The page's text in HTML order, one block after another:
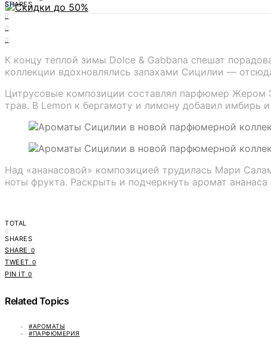
SHARES
0
0
0
К концу теплой зимы Dolce & Gabbana спешат
коллекции вдохновлялись запахами Сицилии —
Цитрусовые композиции составлял парфюмер Жером
трав. В Lemon к бергамоту и лимону добавил имбирь
Над «ананасовой» композицией трудилась Мари
ноты фрукта. Раскрыть и подчеркнуть аромат
TOTAL
0
SHARES
SHARE 0
TWEET 0
PIN IT 0
Related Topics
#АРОМАТЫ
#ПАРФЮМЕРИЯ